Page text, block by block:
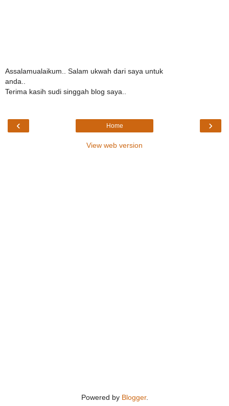
Assalamualaikum.. Salam ukwah dari saya untuk
anda..
Terima kasih sudi singgah blog saya..
‹ ›
Home
View web version
Powered by Blogger.